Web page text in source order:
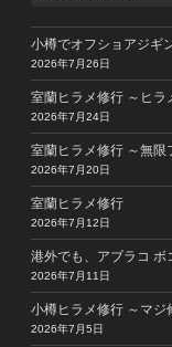
小樽でオフショアジギ
2026年7月26日
室蘭ヒラメ修行 ～ヒラ
2026年7月24日
室蘭ヒラメ修行 ～無限
2026年7月20日
室蘭ヒラメ修行
2026年7月12日
港外でも、アブラコ ボ
2026年7月11日
小樽ヒラメ修行 ～マジ
2026年7月5日